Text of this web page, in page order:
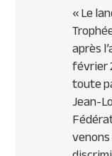
« Le
après
février
toute
Jean-